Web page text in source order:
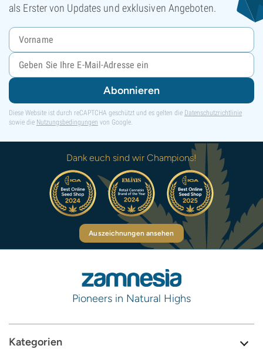
als Erster von Updates und exklusiven Angeboten.
Abonnieren
Diese Website ist durch reCAPTCHA geschützt und es gelten die Datenschutzrichtlinie
sowie die Nutzungsbedingungen von Google.
Dank euch sind wir Champions!
Auszeichnungen ansehen
Pioneers in Natural Highs
Kategorien